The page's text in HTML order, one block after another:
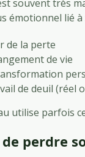
souvent très
émotionnel lié à
de la perte
de vie
de deuil (réel
utilise parfois
de perdre